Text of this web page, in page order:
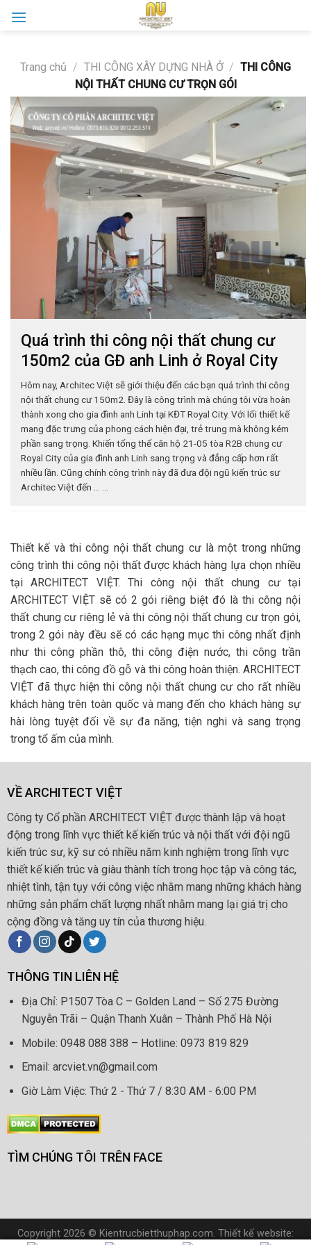
Trang chủ / THI CÔNG XÂY DỰNG NHÀ Ở / THI CÔNG
NỘI THẤT CHUNG CƯ TRỌN GÓI
Quá trình thi công nội thất chung cư
150m2 của GĐ anh Linh ở Royal City
Hôm nay, Architec Việt sẽ giới thiệu đến các bạn quá trình thi công
nội thất chung cư 150m2. Đây là công trình mà chúng tôi vừa hoàn
thành xong cho gia đình anh Linh tại KĐT Royal City. Với lối thiết kế
mang đặc trưng của phong cách hiện đại, trẻ trung mà không kém
phần sang trọng. Khiến tổng thể căn hộ 21-05 tòa R2B chung cư
Royal City của gia đình anh Linh sang trọng và đẳng cấp hơn rất
nhiều lần. Cũng chính công trình này đã đưa đội ngũ kiến trúc sư
Architec Việt đến ... ...
Thiết kế và thi công nội thất chung cư là một trong những
công trình thi công nội thất được khách hàng lựa chọn nhiều
tại ARCHITECT VIỆT. Thi công nội thất chung cư tại
ARCHITECT VIỆT sẽ có 2 gói riêng biệt đó là thi công nội
thất chung cư riêng lẻ và thi công nội thất chung cư trọn gói,
trong 2 gói này đều sẽ có các hạng mục thi công nhất định
như thi công phần thô, thi công điện nước, thi công trần
thạch cao, thi công đồ gỗ và thi công hoàn thiện. ARCHITECT
VIỆT đã thực hiện thi công nội thất chung cư cho rất nhiều
khách hàng trên toàn quốc và mang đến cho khách hàng sự
hài lòng tuyệt đối về sự đa năng, tiện nghi và sang trọng
trong tổ ấm của mình.
VỀ ARCHITECT VIỆT
Công ty Cổ phần ARCHITECT VIỆT được thành lập và hoạt
động trong lĩnh vực thiết kế kiến trúc và nội thất với đội ngũ
kiến trúc sư, kỹ sư có nhiều năm kinh nghiệm trong lĩnh vực
thiết kế kiến trúc và giàu thành tích trong học tập và công tác,
nhiệt tình, tận tụy với công việc nhằm mang những khách hàng
những sản phẩm chất lượng nhất nhằm mang lại giá trị cho
cộng đồng và tăng uy tín của thương hiệu.
THÔNG TIN LIÊN HỆ
Địa Chỉ: P1507 Tòa C – Golden Land – Số 275 Đường
Nguyễn Trãi – Quận Thanh Xuân – Thành Phố Hà Nội
Mobile: 0948 088 388 – Hotline: 0973 819 829
Email: arcviet.vn@gmail.com
Giờ Làm Việc: Thứ 2 - Thứ 7 / 8:30 AM - 6:00 PM
TÌM CHÚNG TÔI TRÊN FACE
Copyright 2026 © Kientrucbietthuphap.com. Thiết kế website: